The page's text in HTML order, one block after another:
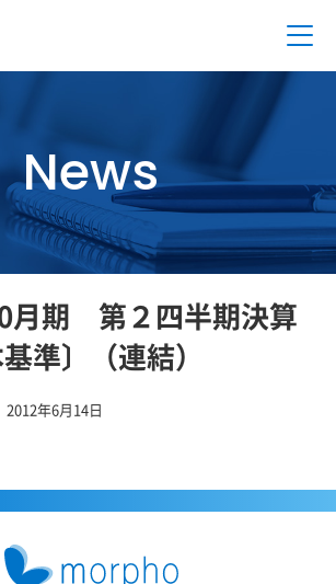
News
月期 第２四半期決算
準〕（連結）
2012年6月14日